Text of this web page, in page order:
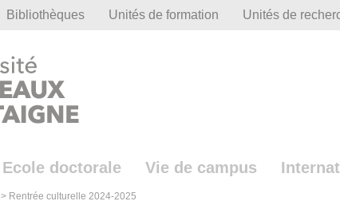
Bibliothèques Unités de formation Unités de
Ecole doctorale Vie de campus
> Rentrée culturelle 2024-2025